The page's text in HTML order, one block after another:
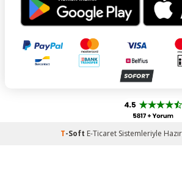
T-Soft E-TicaretSistemleriyle